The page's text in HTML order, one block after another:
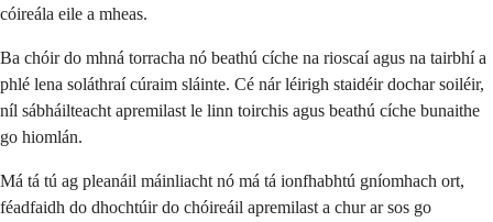
cóireála eile a mheas.
Ba chóir do mhná torracha nó beathú cíche na rioscaí agus na tairbhí a
phlé lena soláthraí cúraim sláinte. Cé nár léirigh staidéir dochar soiléir,
níl sábháilteacht apremilast le linn toirchis agus beathú cíche bunaithe
go hiomlán.
Má tá tú ag pleanáil máinliacht nó má tá ionfhabhtú gníomhach ort,
féadfaidh do dhochtúir do chóireáil apremilast a chur ar sos go